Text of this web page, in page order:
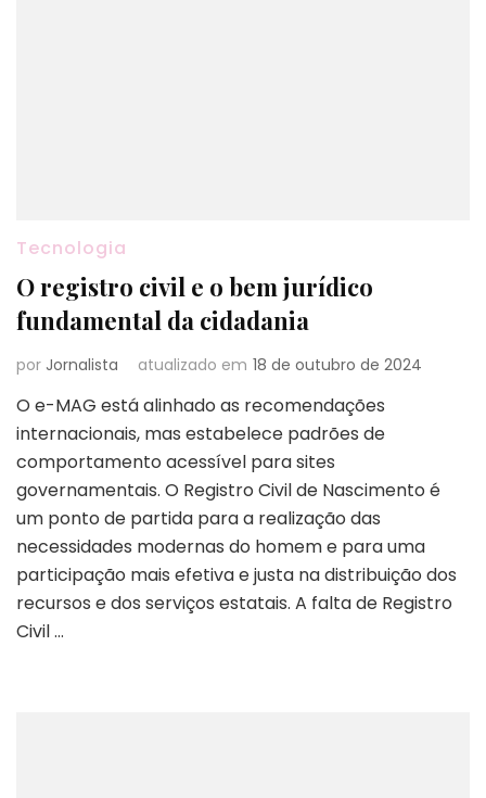
Tecnologia
O registro civil e o bem jurídico
fundamental da cidadania
por Jornalista atualizado em 18 de outubro de 2024
O e-MAG está alinhado as recomendações
internacionais, mas estabelece padrões de
comportamento acessível para sites
governamentais. O Registro Civil de Nascimento é
um ponto de partida para a realização das
necessidades modernas do homem e para uma
participação mais efetiva e justa na distribuição dos
recursos e dos serviços estatais. A falta de Registro
Civil …